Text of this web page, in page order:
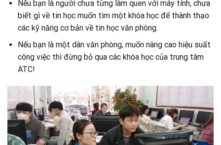
Nếu bạn là người chưa từng làm quen với máy tính, chưa
biết gì về tin học muốn tìm một khóa học để thành thạo
các kỹ năng cơ bản về tin học văn phòng.
Nếu bạn là một dân văn phòng, muốn nâng cao hiệu suất
công việc thì đừng bỏ qua các khóa học của trung tâm
ATC!